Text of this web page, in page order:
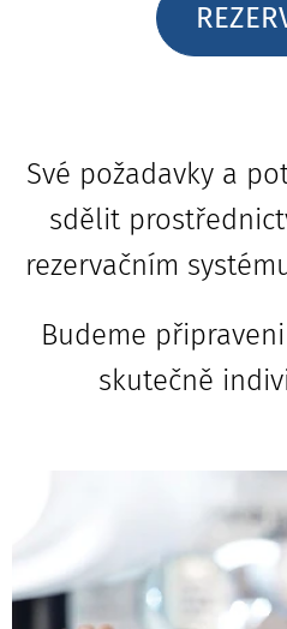
Své požadavky a
sdělit
rezervačním
Budeme
skutečně